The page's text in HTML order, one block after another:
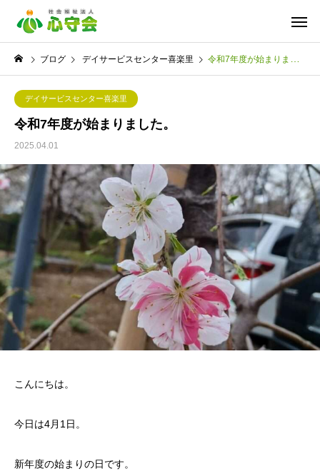
ブログ デイサービスセンター喜楽里 令和7年度が始まりました。
デイサービスセンター喜楽里
令和7年度が始まりました。
2025.04.01
こんにちは。
今日は4月1日。
新年度の始まりの日です。